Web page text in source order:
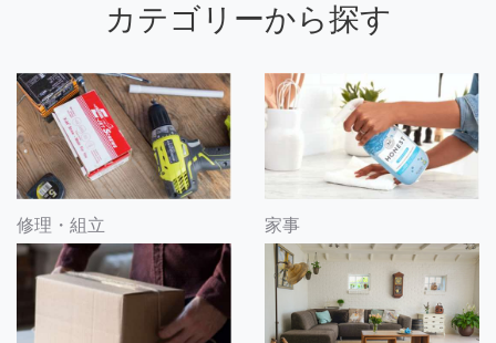
カテゴリーから探す
修理・組立 家事